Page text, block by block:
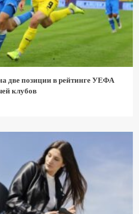
две позиции в рейтинге УЕФА
клубов